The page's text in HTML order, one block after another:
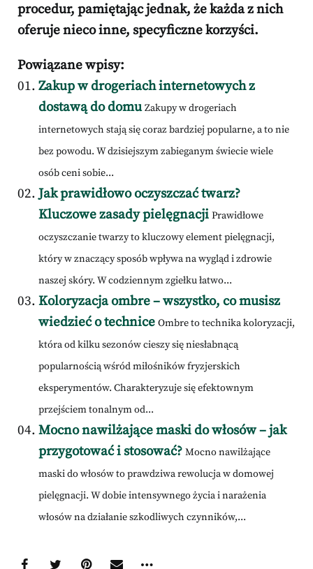
procedur, pamiętając jednak, że każda z nich
oferuje nieco inne, specyficzne korzyści.
Powiązane wpisy:
Zakup w drogeriach internetowych z
dostawą do domu Zakupy w drogeriach
internetowych stają się coraz bardziej popularne, a to nie
bez powodu. W dzisiejszym zabieganym świecie wiele
osób ceni sobie...
Jak prawidłowo oczyszczać twarz?
Kluczowe zasady pielęgnacji Prawidłowe
oczyszczanie twarzy to kluczowy element pielęgnacji,
który w znaczący sposób wpływa na wygląd i zdrowie
naszej skóry. W codziennym zgiełku łatwo...
Koloryzacja ombre – wszystko, co musisz
wiedzieć o technice Ombre to technika koloryzacji,
która od kilku sezonów cieszy się niesłabnącą
popularnością wśród miłośników fryzjerskich
eksperymentów. Charakteryzuje się efektownym
przejściem tonalnym od...
Mocno nawilżające maski do włosów – jak
przygotować i stosować? Mocno nawilżające
maski do włosów to prawdziwa rewolucja w domowej
pielęgnacji. W dobie intensywnego życia i narażenia
włosów na działanie szkodliwych czynników,...